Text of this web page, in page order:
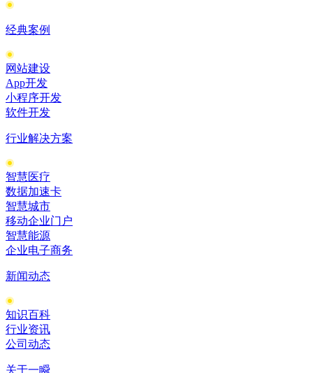
经典案例
网站建设
App开发
小程序开发
软件开发
行业解决方案
智慧医疗
数据加速卡
智慧城市
移动企业门户
智慧能源
企业电子商务
新闻动态
知识百科
行业资讯
公司动态
关于一瞬